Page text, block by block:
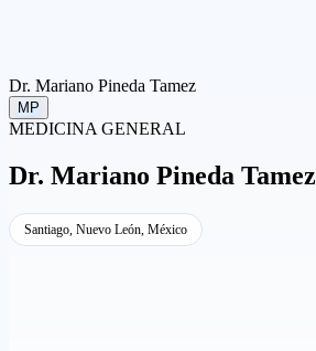
Dr. Mariano Pineda Tamez
MP
MEDICINA GENERAL
Dr. Mariano Pineda Tamez
Santiago, Nuevo León, México